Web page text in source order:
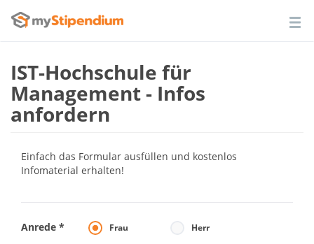
IST-Hochschule für
Management - Infos
anfordern
Einfach das Formular ausfüllen und kostenlos
Infomaterial erhalten!
Anrede * Frau Herr